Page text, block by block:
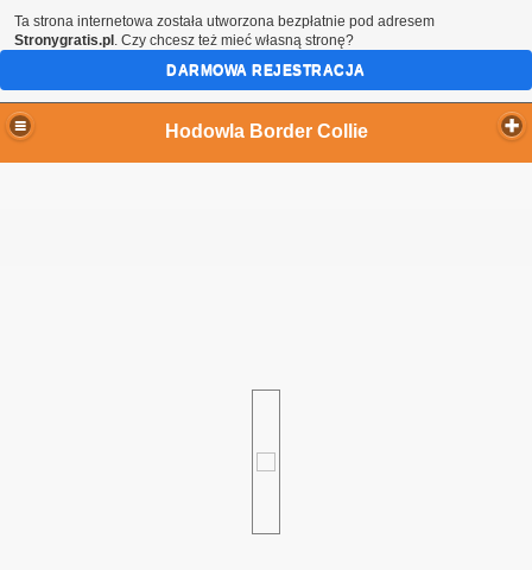
Hodowla Border Collie
Ta strona internetowa została utworzona bezpłatnie pod adresem
Stronygratis.pl . Czy chcesz też mieć własną stronę?
DARMOWA REJESTRACJA